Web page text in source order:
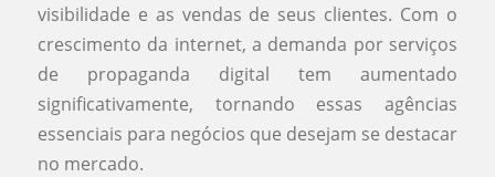
visibilidade e as vendas de seus clientes. Com o
crescimento da internet, a demanda por serviços
de propaganda digital tem aumentado
significativamente, tornando essas agências
essenciais para negócios que desejam se destacar
no mercado.